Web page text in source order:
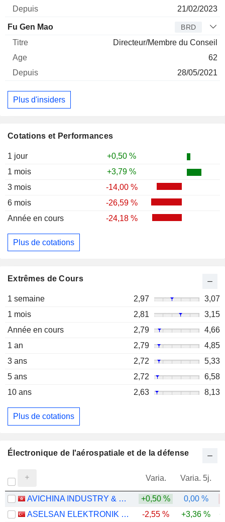
Cotations et Performances
1 jour
+0,50 %
1 mois
+3,79 %
3 mois
-14,00 %
6 mois
-26,59 %
Année en cours
-24,18 %
Plus de cotations
Extrêmes de Cours
1 semaine 2,97
3,07
1 mois
2,81
3,15
Année en cours
2,79
4,66
1 an
2,79
4,85
3 ans
2,72
5,33
5 ans
2,72
6,58
10 ans
2,63 8,13
Plus de cotations
21/02/2023
Fu Gen Mao BRD
Directeur/Membre du Conseil
62
28/05/2021
Plus d'insiders
Électronique de l'aérospatiale et de la défense
Varia. Varia. 5j.
AVICHINA INDUSTRY & TECHNOLOGY COMPANY LIMITED +0,50 % 0,00 %
ASELSAN ELEKTRONIK SANAYI VE TICARET ANONIM SIRKETI
-2,55 % +3,36 %